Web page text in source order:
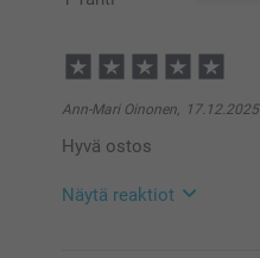
Ann-Mari Oinonen, 17.12.2025
Hyvä ostos
Näytä reaktiot